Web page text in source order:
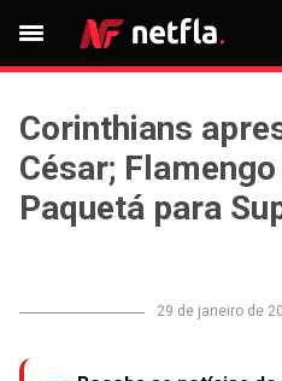
Corinthians
César;
Paquetá para
29 de janeiro de